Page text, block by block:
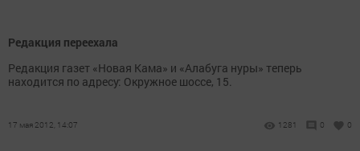
Редакция переехала
Редакция газет «Новая Кама» и «Алабуга нуры» теперь
находится по адресу: Окружное шоссе, 15.
17 мая 2012, 14:07 1281 0 0